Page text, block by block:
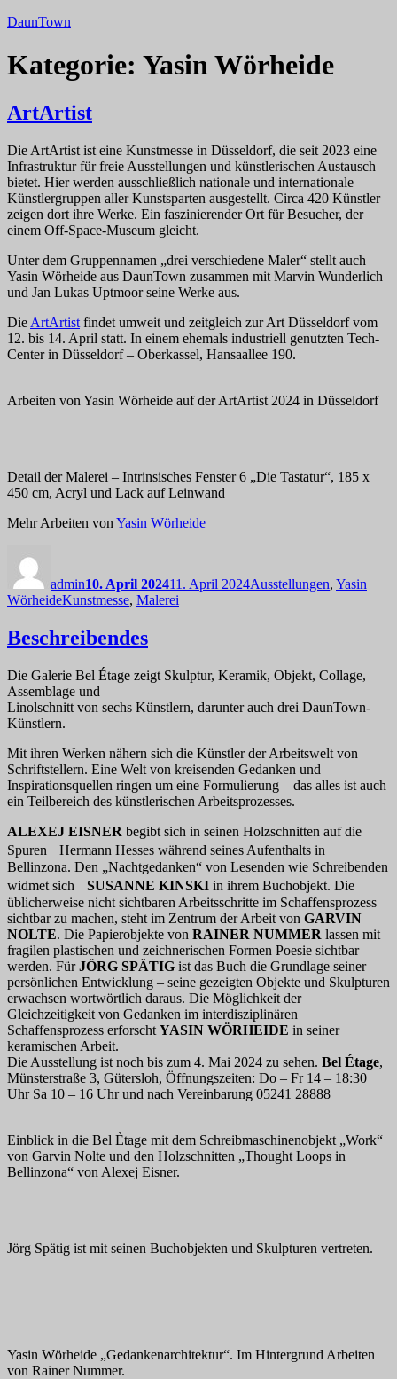
Zum
springen
DaunTown
Kategorie: Yasin Wörheide
ArtArtist
Die ArtArtist ist eine Kunstmesse in Düsseldorf, die seit 2023 eine
Infrastruktur für freie Ausstellungen und künstlerischen Austausch
bietet. Hier werden ausschließlich nationale und internationale
Künstlergruppen aller Kunstsparten ausgestellt. Circa 420 Künstler
zeigen dort ihre Werke. Ein faszinierender Ort für Besucher, der
einem Off-Space-Museum gleicht.
Unter dem Gruppennamen „drei verschiedene Maler“ stellt auch
Yasin Wörheide aus DaunTown zusammen mit Marvin Wunderlich
und Jan Lukas Uptmoor seine Werke aus.
Die ArtArtist findet umweit und zeitgleich zur Art Düsseldorf vom
12. bis 14. April statt. In einem ehemals industriell genutzten Tech-
Center in Düsseldorf – Oberkassel, Hansaallee 190.
Arbeiten von Yasin Wörheide auf der ArtArtist 2024 in Düsseldorf
Detail der Malerei – Intrinsisches Fenster 6 „Die Tastatur“, 185 x
450 cm, Acryl und Lack auf Leinwand
Mehr Arbeiten von Yasin Wörheide
admin10. April 202411. April 2024Ausstellungen, Yasin
WörheideSchlagwörter
Kunstmesse, Malerei
Beschreibendes
Die Galerie Bel Étage zeigt Skulptur, Keramik, Objekt, Collage,
Assemblage und
Linolschnitt von sechs Künstlern, darunter auch drei DaunTown-
Künstlern.
Mit ihren Werken nähern sich die Künstler der Arbeitswelt von
Schriftstellern. Eine Welt von kreisenden Gedanken und
Inspirationsquellen ringen um eine Formulierung – das alles ist auch
ein Teilbereich des künstlerischen Arbeitsprozesses.
ALEXEJ EISNER begibt sich in seinen Holzschnitten auf die
Spuren Hermann Hesses während seines Aufenthalts in
Bellinzona. Den „Nachtgedanken“ von Lesenden wie Schreibenden
widmet sich SUSANNE KINSKI in ihrem Buchobjekt. Die
üblicherweise nicht sichtbaren Arbeitsschritte im Schaffensprozess
sichtbar zu machen, steht im Zentrum der Arbeit von GARVIN
NOLTE. Die Papierobjekte von RAINER NUMMER lassen mit
fragilen plastischen und zeichnerischen Formen Poesie sichtbar
werden. FürJÖRG SPÄTIG ist das Buch die Grundlage seiner
persönlichen Entwicklung – seine gezeigten Objekte und Skulpturen
erwachsen wortwörtlich daraus. Die Möglichkeit der
Gleichzeitigkeit von Gedanken im interdisziplinären
Schaffensprozess erforscht YASIN WÖRHEIDE in seiner
keramischen Arbeit.
Die Ausstellung ist noch bis zum 4. Mai 2024 zu sehen. Bel Étage,
Münsterstraße 3, Gütersloh, Öffnungszeiten: Do – Fr 14 – 18:30
Uhr Sa 10 – 16 Uhr und nach Vereinbarung 05241 28888
Einblick in die Bel Ètage mit dem Schreibmaschinenobjekt „Work“
von Garvin Nolte und den Holzschnitten „Thought Loops in
Bellinzona“ von Alexej Eisner.
Jörg Spätig ist mit seinen Buchobjekten und Skulpturen vertreten.
Yasin Wörheide „Gedankenarchitektur“. Im Hintergrund Arbeiten
von Rainer Nummer.